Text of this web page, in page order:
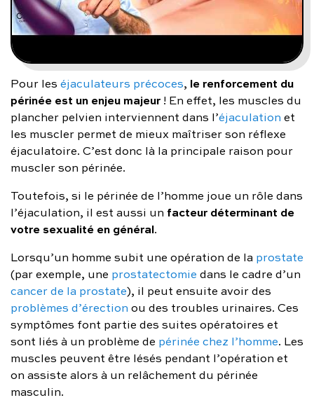
Pour les éjaculateurs précoces, le renforcement du
périnée est un enjeu majeur ! En effet, les muscles du
plancher pelvien interviennent dans l’éjaculation et
les muscler permet de mieux maîtriser son réflexe
éjaculatoire. C’est donc là la principale raison pour
muscler son périnée.
Toutefois, si le périnée de l’homme joue un rôle dans
l’éjaculation, il est aussi un facteur déterminant de
votre sexualité en général.
Lorsqu’un homme subit une opération de la prostate
(par exemple, une prostatectomie dans le cadre d’un
cancer de la prostate), il peut ensuite avoir des
problèmes d’érection ou des troubles urinaires. Ces
symptômes font partie des suites opératoires et
sont liés à un problème de périnée chez l’homme. Les
muscles peuvent être lésés pendant l’opération et
on assiste alors à un relâchement du périnée
masculin.